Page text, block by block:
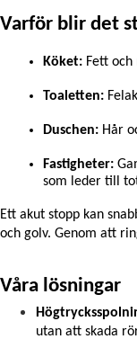
Varför blir det
Köket: Fett
Toaletten:
Duschen: Hår
Fastigheter:
som leder till
Ett akut stopp kan
och golv. Genom att
Våra lösningar
utan att skada